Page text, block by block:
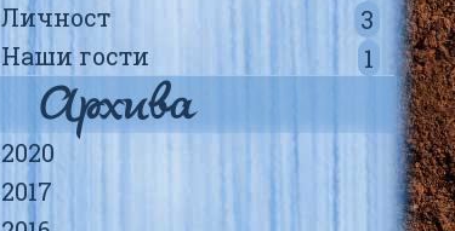
Личност
3
Наши гости
1
Архива
2020
2017